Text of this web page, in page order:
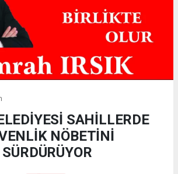
SAHİLLERDE
NÖBETİNİ
SÜRDÜRÜYOR